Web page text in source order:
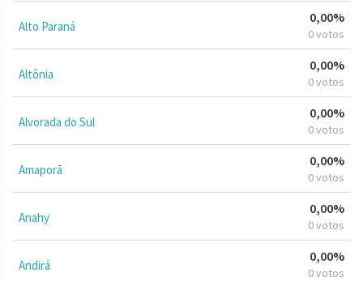
Alto Paraná
0,00%
0 votos
Altônia
0,00%
0 votos
Alvorada do Sul
0,00%
0 votos
Amaporã
0,00%
0 votos
Anahy
0,00%
0 votos
Andirá
0,00%
0 votos